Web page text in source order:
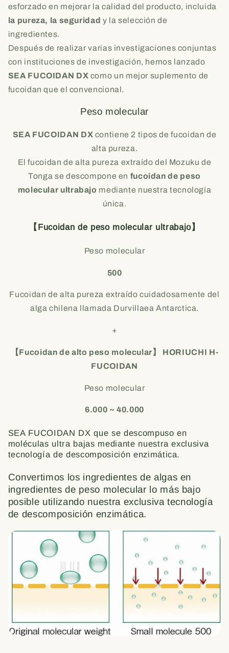
esforzado en mejorar la calidad del producto, incluida
la pureza, la seguridad y la selección de
ingredientes.
Después de realizar varias investigaciones conjuntas
con instituciones de investigación, hemos lanzado
SEA FUCOIDAN DX como un mejor suplemento de
fucoidan que el convencional.
Peso molecular
SEA FUCOIDAN DX contiene 2 tipos de fucoidan de
alta pureza.
El fucoidan de alta pureza extraído del Mozuku de
Tonga se descompone en fucoidan de peso
molecular ultrabajo mediante nuestra tecnología
única.
【Fucoidan de peso molecular ultrabajo】
Peso molecular
500
Fucoidan de alta pureza extraído cuidadosamente del
alga chilena llamada Durvillaea Antarctica.
+
【Fucoidan de alto peso molecular】 HORIUCHI H-
FUCOIDAN
Peso molecular
6.000 ~ 40.000
SEA FUCOIDAN DX que se descompuso en
moléculas ultra bajas mediante nuestra exclusiva
tecnología de descomposición enzimática.
Convertimos los ingredientes de algas en
ingredientes de peso molecular lo más bajo
posible utilizando nuestra exclusiva tecnología
de descomposición enzimática.